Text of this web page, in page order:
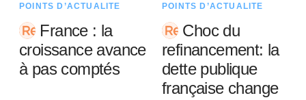
POINTS D’ACTUALITÉ
France : la
croissance avance
à pas comptés
POINTS D’ACTUALITÉ
Choc du
refinancement: la
dette publique
française change